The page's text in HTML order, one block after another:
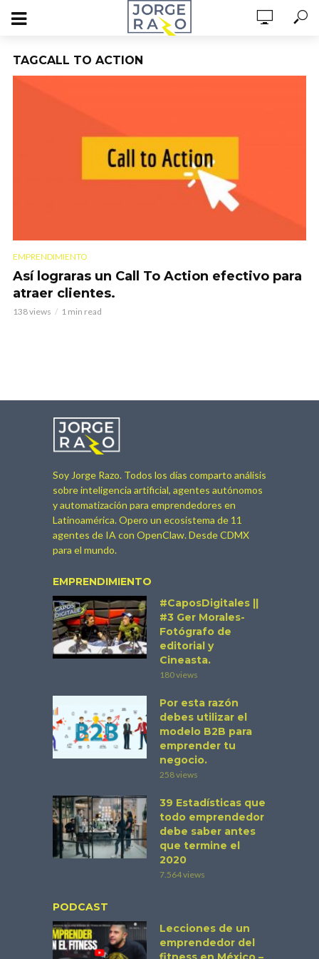
TAGCALL TO ACTION
EMPRENDIMIENTO
Así lograras un Call To Action efectivo para
atraer clientes.
138 views 1 min read
Soy Jorge Razo. Todos los días comparto análisis
sobre inteligencia artificial, agentes autónomos
y automatización para emprendedores en
Latinoamérica. Opero un ecosistema de 11
agentes de IA con OpenClaw. Desde CDMX
para el mundo.
EMPRENDIMIENTO
#CaposDigitales ||
#3 Ger Morales-
Fotógrafo de
editorial y
Cineasta.
180 views
Por esta razón
debes utilizar el
modelo B2B para
emprender tu
negocio.
258 views
39 Estadísticas que
todo emprendedor
debe saber antes
que termine el
2020
7.564 views
PODCAST
Lecciones de un
emprendedor del